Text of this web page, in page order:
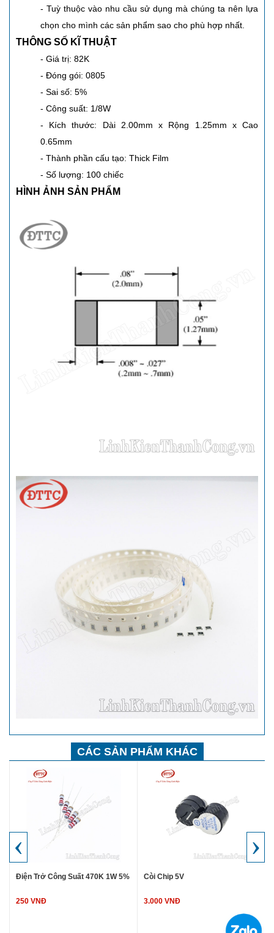
- Tuỳ thuộc vào nhu cầu sử dụng mà chúng ta nên lựa
chọn cho mình các sản phẩm sao cho phù hợp nhất.
THÔNG SỐ KĨ THUẬT
- Giá trị: 82K
- Đóng gói: 0805
- Sai số: 5%
- Công suất: 1/8W
- Kích thước: Dài 2.00mm x Rộng 1.25mm x Cao
0.65mm
- Thành phần cấu tạo: Thick Film
- Số lượng: 100 chiếc
HÌNH ẢNH SẢN PHẨM
CÁC SẢN PHẨM KHÁC
Điện Trở Công Suất 470K 1W 5%
250 VNĐ
Còi Chip 5V
3.000 VNĐ
‹ ›